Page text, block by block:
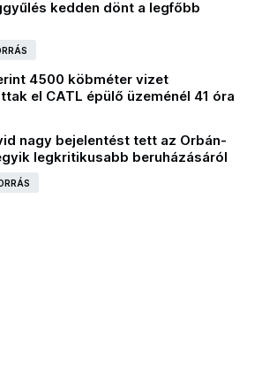
kedden dönt a legfőbb
4500 köbméter vizet
el CATL épülő üzeménél 41 óra
nagy bejelentést tett az Orbán-
legkritikusabb beruházásáról